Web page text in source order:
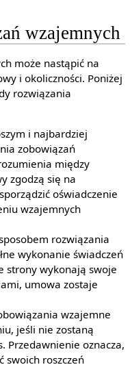
wzajemnych
może nastąpić na
i okoliczności. Poniżej
rozwiązania
i najbardziej
zobowiązań
między
zgodzą się na
oświadczenie
wzajemnych
rozwiązania
wykonanie świadczeń
strony wykonają swoje
umowa zostaje
wzajemne
jeśli nie zostaną
Przedawnienie oznacza,
swoich roszczeń